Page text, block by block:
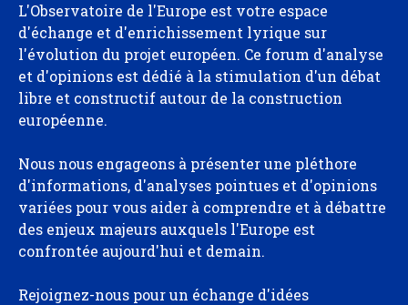
L'Observatoire de l'Europe est votre espace
d'échange et d'enrichissement lyrique sur
l'évolution du projet européen. Ce forum d'analyse
et d'opinions est dédié à la stimulation d'un débat
libre et constructif autour de la construction
européenne.
Nous nous engageons à présenter une pléthore
d'informations, d'analyses pointues et d'opinions
variées pour vous aider à comprendre et à débattre
des enjeux majeurs auxquels l'Europe est
confrontée aujourd'hui et demain.
Rejoignez-nous pour un échange d'idées